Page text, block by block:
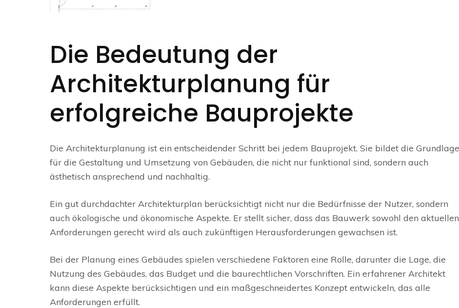
Die Bedeutung der
Architekturplanung für
erfolgreiche Bauprojekte
Die Architekturplanung ist ein entscheidender Schritt bei jedem Bauprojekt. Sie bildet die Grundlage
für die Gestaltung und Umsetzung von Gebäuden, die nicht nur funktional sind, sondern auch
ästhetisch ansprechend und nachhaltig.
Ein gut durchdachter Architekturplan berücksichtigt nicht nur die Bedürfnisse der Nutzer, sondern
auch ökologische und ökonomische Aspekte. Er stellt sicher, dass das Bauwerk sowohl den aktuellen
Anforderungen gerecht wird als auch zukünftigen Herausforderungen gewachsen ist.
Bei der Planung eines Gebäudes spielen verschiedene Faktoren eine Rolle, darunter die Lage, die
Nutzung des Gebäudes, das Budget und die baurechtlichen Vorschriften. Ein erfahrener Architekt
kann diese Aspekte berücksichtigen und ein maßgeschneidertes Konzept entwickeln, das alle
Anforderungen erfüllt.